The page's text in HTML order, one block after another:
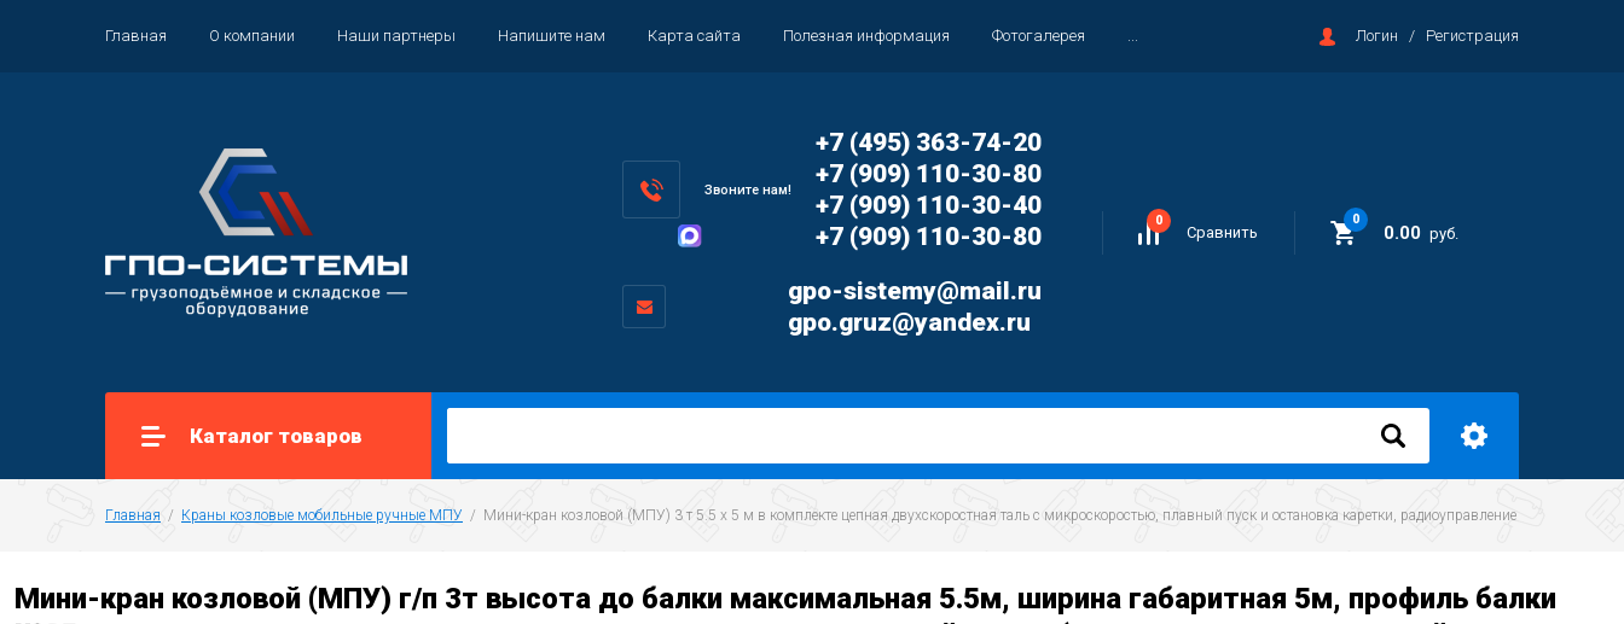
Главная О компании Наши партнеры Напишите нам Карта сайта Полезная информация Фотогалерея ... Логин / Регистрация
Звоните нам!
+7 (495) 363-74-20
+7 (909) 110-30-80
+7 (909) 110-30-40
+7 (909) 110-30-80
gpo-sistemy@mail.ru
gpo.gruz@yandex.ru
Сравнить
0 0
0.00 руб.
Каталог товаров
Главная
  /
Краны козловые мобильные ручные МПУ
  /  Мини-кран козловой (МПУ) 3 т 5.5 х 5 м в комплекте цепная двухскоростная таль с микроскоростью, плавный пуск и остановка каретки, радиоуправление
Мини-кран козловой (МПУ) г/п 3т высота до балки максимальная 5.5м, ширина габаритная 5м, профиль балки